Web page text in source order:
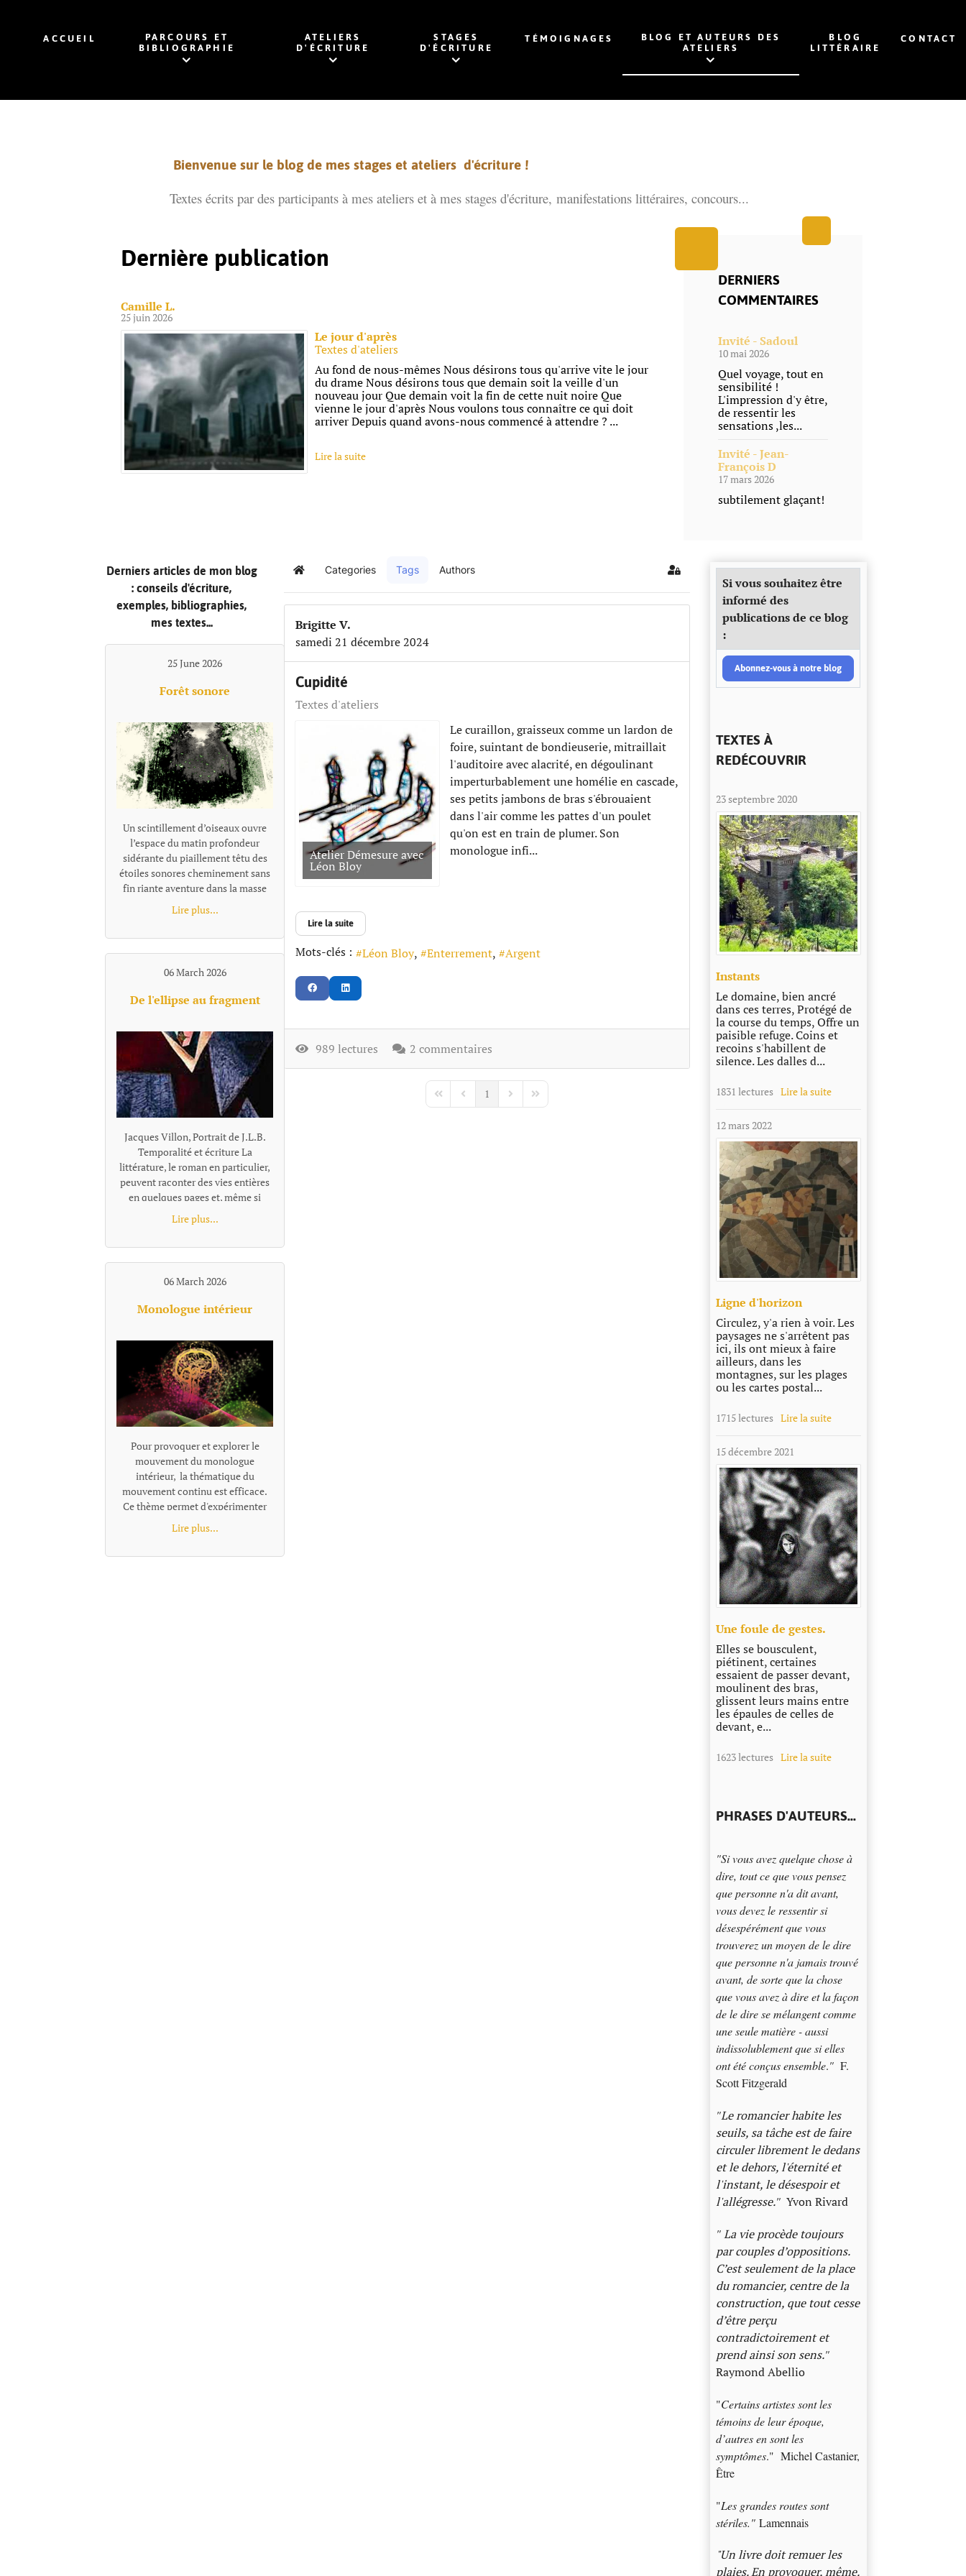
ACCUEIL
PARCOURS ET
BIBLIOGRAPHIE
ATELIERS
D'ÉCRITURE
STAGES
D'ÉCRITURE
TÉMOIGNAGES
BLOG ET AUTEURS DES
ATELIERS
BLOG
LITTÉRAIRE
CONTACT
Bienvenue sur le blog de mes stages et ateliers d'écriture !
Textes écrits par des participants à mes ateliers et à mes stages d'écriture, manifestations littéraires, concours...
Dernière publication
Camille L.
25 juin 2026
Le jour d'après
Textes d'ateliers
Au fond de nous-mêmes Nous désirons tous qu'arrive vite le jour
du drame Nous désirons tous que demain soit la veille d'un
nouveau jour Que demain voit la fin de cette nuit noire Que
vienne le jour d'après Nous voulons tous connaître ce qui doit
arriver Depuis quand avons-nous commencé à attendre ? ...
Lire la suite
DERNIERS
COMMENTAIRES
Invité - Sadoul
10 mai 2026
Quel voyage, tout en
sensibilité !
L'impression d'y être,
de ressentir les
sensations ,les...
Invité - Jean-
François D
17 mars 2026
subtilement glaçant!
Derniers articles de mon blog
: conseils d'écriture,
exemples, bibliographies,
mes textes...
25 June 2026
Forêt sonore
Un scintillement d’oiseaux ouvre
l’espace du matin profondeur
sidérante du piaillement têtu des
étoiles sonores cheminement sans
fin riante aventure dans la masse
des cris tourbillonnants
promené par les pointes élancées
prolixité d’une énergie joyeuse
s’enfoncer jusqu'au cou dans un
pétillement bouche bée, souriante
vivante des chants de la forêt.
Lire plus...
06 March 2026
De l'ellipse au fragment
Jacques Villon, Portrait de J.L.B. Temporalité et écriture La littérature, le roman en particulier, peuvent raconter des vies entières en quelques pages et, même si l’auteur se donne des centaines ou des milliers de pages, il lui faudra choisir, sélectionner et se centrer sur certains moments qui lui semblent représentatifs ou nécessaires à son récit. Pour passer de l'un à l'autre de ces temps "racontés", la narration effectue un « saut » et il existe plusieurs façons de le concevoir et de l'articuler au récit, ces différentes options narratives, ces diverses façons de passer d'un temps à l'autre se distinguent notamment par leur rapport au tout, à la totalité de l'histoire, à sa suite temporelle complète. L’ellipse : maintien d’une chronologie lisible Ces sauts, quand ils sont faits en reliant entre eux les moments racontés, s'appellent des ellipses. L'ellipse omet, "saute" une portion de temps, d’action, mais elle le fait dans un cadre temporel qui reste globalement ordonné et repérable. Le texte fournit pour cela des indices (adverbes, dates, saisons, âges des personnages, données temporelles, un court résumé de ce qui s’est passé entretemps etc.) qui indiquent au lecteur la suppression d’un segment de l’histoire et lui permettent de situer mentalement l’ellipse dans une chronologie comme le « Quelques mois plus tard… » de Patrick Modiano dans Rue des boutiques obscures. Même quand l’ellipse est brutale : « Seize ans plus tard. » écrit Victor Hugo, elle sous-entend une temporalité repérable. Les différents moments du texte ainsi réunis par l’ellipse ne sont donc pas des fragments autonomes : ils restent des moments d’une même chaîne causale et chronologique séparés par un moment sous-entendu: le temps manquant existe dans l’histoire, il est évoqué, affirmé comme non raconté. Le lecteur perçoit une continuité partiellement énigmatique ou laissée dans l’ombre, mais encadrée et située clairement. L’ellipse ne fragmente donc pas le texte : elle est un outil qui permet de condenser le récit. Les fragments, des segments autonomes L'ellipse situe l'extrait par rapport à la totalité, au minimum par rapport à l'extrait précédent, comme un morceau d'un puzzle se présente en tant que partie d'un tout. Le fragment refuse cette référence, il se présente comme un tout séparé. Il laisse les moments absents totalement dans l’ombre, sans repère temporel pour les situer les uns par rapport aux autres, le récit n’est plus simplement discontinu, mais fragmenté. Le lien peut être fait, ou pas, par le lecteur, mais la totalité devient une référence floue, très allusive ou indirecte. Il n'y a plus de référence à une temporalité repérable que l'on pourrait reconstituer. Exemple d'écriture fragmentaire hors fiction dans Les Ombres errantes de Pascal Quignard, ouvrage composé d’une succession de fragments méditatifs. « Lire, c’est quitter le monde visible.Celui qui ouvre un livre se retire.Il abandonne le bruit commun pour une voix silencieuse.La lecture est une solitude partagée avec un mort. Dans les livres, les morts parlent aux vivants.La voix qui vient de la page n’appartient plus à personne.Elle a traversé le temps.C’est une parole sauvée de l’oubli. » Exemple dans la fiction dans Les Vagues de Virginia Woolf, ce roman est composé de monologues successifs de différents personnages, sans transition narrative. Chaque prise de parole forme un fragment autonome. Fragment 1 : monologue de Bernard« Les feuilles tombent ; les feuilles tombent sans cesse.J’erre dans les rues de Londres, inventant des histoires.Chaque visage que je croise devient le début d’un récit.Pourtant, au moment où je veux saisir ces histoires, elles s’évanouissent. »Fragment 2 qui enchaine : monologue de Susan« J’aime les champs humides et les odeurs de l’étable.Ici, la terre est solide sous mes pieds.Les villes me troublent ; leurs voix se croisent sans repos.Je préfère le rythme lent des saisons et le pas régulier des bêtes. » L'idée de fragment se retrouve à tous les niveaux du texte : Au niveau d'éléments temporels séparés, non reliés par une ellipse, le fragment concerne la chronologie, le temps est coupé. Il peut être ponctuel, réversible, ou suspendu ; le temps fragmenté ne s’écoule pas vraiment. Au niveau stylistique, la fragmentation se fait essentiellement par des phrases sont juxtaposées. En ce qui concerne la construction globale, la fragmentation se fait au travers de matériaux hétérogènes sans marqueurs logiques ou causaux explicites. Les parties séparées se suivent avec une relation qui peut rester flottante ou associative et qui relève davantage de la résonance, de l’écho, de la juxtaposition, de la variation ou de la contradiction que de la succession ordonnée. Contrairement au montage ou à la construction classique, les fragments ne sont pas nécessairement organisés en système. Le mot qui caractérise le mieux le fragment, c'est l'autonomie. Le fragment est un texte bref mais complet. On parle alors de texte fragmentaire, de narration éclatée, d'écriture discontinue. Dans sa forme la plus radicale (Blanchot, Cioran tardif, certaines proses de Jabès, Handke dans Le Malheur sans désirs, ou encore Pascal Quignard), le fragment ne se situe pas dans une hiérarchie et leur ordre peut être modifié sans détruire l'ensemble ou sans que l'on puisse y voir une faille par rapport à une hiérarchie narrative. Cette déconstruction de l'idée de totalité et d'ordre est parfois désignée comme le « non-lien » ou le « rapport sans rapport » (Blanchot). Le fragment a été inauguré par Friedrich Schlegel et la tradition romantique. « La littérature est le fragment de tous les fragments » a pu écrire Goethe. Le fragment n’est pas un morceau d’un tout, mais une forme ouverte. On peut parler aussi d'une poétique différente de celle de l'ellipse : d'une tentation ou d'une recherche de l’inachèvement. Fragmentation, concentration, condensation L'expression « écriture fragmentaire » peut recouvrir des formes différentes qu'on ne peut simplement assimiler et résumer par l'idée de discontinuité. La « fragmentation » n’est pas un procédé unique, mais une famille de formes de ruptures selon le niveau et le type d'autonomie recherchés. Il faut rappeler que de nombreux textes, notamment contemporains, utilisent à la fois l'ellipse temporelle et une forme de fragmentation dans des orientations multiples. La frontière ellipse / fragment (et c'est le propre de toute notion littéraire, nous ne sommes pas en mathématique...) devient parfois poreuse. On peut citer dans le domaine poétique René Char avec des fragments très autonomes, mais parfois une thématique de la Résistance ou une chronologie émotionnelle diffuse les relie subtilement. Et dans l'autofiction : Annie Ernaux, dans certains livres comme Les Années, mélange écriture fragmentaire et ellipses temporelles très marquées avec une chronologie historique quand même lisible. Notons égalment que l'écriture fragmentaire peut aussi se marquer, non par l'absence de repère mais par une proportion texte/totalité. Raconter une existence humaine en quelques paragraphes séparés, même avec quelques indications, procède du fragment. Trop de choses manquent pour que la perception de la discontinuité, du vide, ne prime pas sur celle d'une totalité. On peut placer dans cette catégorie le livre «Roland Barthes par Roland Barthes », une biographie que l'auteur veiut "éclatée" en chapitres comment autant de fragments de vie avec comme incipit, par exemple : Au moment du premier cri… Au tableau noir… La première fois qu…. A trente ans… La dernière fois qu… A son dernier instant… Les repères temporels sont là, mais la chronologie complète s'estompe au profit d'instantanés qui, certes renvoie à l'idée de biographie, mais celle-ci, largement absente, ne peut qu'être très partiellement reconstituée. Beaucoup de textes ne sont pas fragmentés au sens de complètement décousus et composés de morceaux sans liens explicites, mais la façon de raconter par de menus éléments, des micro scènes pour évoquer un temps très long, laissant tout le reste dans l'ombre sont tellement concentrés, condensés qu'ils donnent une impression de fragmentation malgré les ellipses et repères. Exemple d' écriture ellpitique, concentrée jusqu'au fragmentaire et pourtant très évocatrice : "À dix-huit ans, Pierre quitta la maison campagnarde où il était né. Au moment précis où il s’en alla, sa vieille mère infirme était dans Ie lit de la chambre bleue dans laquelle il y avait le daguerréotype de son père, des plumes de paon dans un vase, et une pendule représentant Paul et Virginie, et qui indiquait trois heures. Dans la cour, sous le figuier, son grand-père se reposait. Dans le jardin, il y avait sa fiancée, des roses et des poiriers luisants. Pierre alla gagner sa vie, dans un pays où il y avait des nègres, des perroquets, des caoutchoucs, de la mélasse, des fièvres et des serpents. Il y demeura trente ans. Au moment précis où il revint dans la maison campagnarde où il était né, la chambre bleue était devenue blanche, sa mère reposait au sein de Dieu, Ie portrait de son père n’était plus là, et les plumes du paon et le vase avaient disparu. Un objet quelconque remplaçait la pendule. Dans la cour, sous le figuier où son défunt grand-père se reposa, il y avait des écuelles cassées et une pauvre poule malade. Dans le jardin de roses et de poiriers luisants où fut sa fiancée, iI y avait une vieille dame. L’histoire ne dit pas qui elle était." Francis Jammes, Le Roman du lièvre (1922) Fragmentation, continuité... modernité ? Au-delà du constat et de la nécessaire définition des termes, le choix de la fragmentation, par opposition à la continuité et sa construction, est une manière de se positionner par rapport à des questionnements de notre époque. La pratique du fragment correspond à un désir de coller ou d'exprimer sa dimension nettement discontinue, fragmentée, mais aussi, plus largement, de se placer dans u
Lire plus...
06 March 2026
Monologue intérieur
Pour provoquer et explorer le
mouvement du monologue
intérieur, la thématique du
mouvement continu est efficace.
Ce thème permet d'expérimenter
l'idée de flux de conscience. On ne
"coupe pas le moteur" ni dans la
Lire plus...
Home Categories Tags Authors Sign In
Brigitte V.
samedi 21 décembre 2024
Cupidité
Textes d'ateliers
Atelier Démesure avec
Léon Bloy
Le curaillon, graisseux comme un lardon de
foire, suintant de bondieuserie, mitraillait
l'auditoire avec alacrité, en dégoulinant
imperturbablement une homélie en cascade,
ses petits jambons de bras s'ébrouaient
dans l'air comme les pattes d'un poulet
qu'on est en train de plumer. Son
monologue infi...
Lire la suite
Mots-clés : Léon Bloy Enterrement Argent
989 lectures 2 commentaires
First PagePrevious Page
1 Next PageLast Page
Si vous souhaitez être
informé des
publications de ce blog
:
Abonnez-vous à notre blog
TEXTES À
REDÉCOUVRIR
23 septembre 2020
Instants
Le domaine, bien ancré
dans ces terres, Protégé de
la course du temps, Offre un
paisible refuge. Coins et
recoins s'habillent de
silence. Les dalles d...
1831 lectures Lire la suite
12 mars 2022
Ligne d'horizon
Circulez, y'a rien à voir. Les
paysages ne s'arrêtent pas
ici, ils ont mieux à faire
ailleurs, dans les
montagnes, sur les plages
ou les cartes postal...
1715 lectures Lire la suite
15 décembre 2021
​Une foule de gestes.
Elles se bousculent,
piétinent, certaines
essaient de passer devant,
moulinent des bras,
glissent leurs mains entre
les épaules de celles de
devant, e...
1623 lectures Lire la suite
PHRASES D'AUTEURS...
"Si vous avez quelque chose à
dire, tout ce que vous pensez
que personne n'a dit avant,
vous devez le ressentir si
désespérément que vous
trouverez un moyen de le dire
que personne n'a jamais trouvé
avant, de sorte que la chose
que vous avez à dire et la façon
de le dire se mélangent comme
une seule matière - aussi
indissolublement que si elles
ont été conçus ensemble."F.
Scott Fitzgerald
"Le romancier habite les
seuils, sa tâche est de faire
circuler librement le dedans
et le dehors, l'éternité et
l'instant, le désespoir et
l'allégresse." Yvon Rivard
"La vie procède toujours
par couples d’oppositions.
C’est seulement de la place
du romancier, centre de la
construction, que tout cesse
d’être perçu
contradictoirement et
prend ainsi son sens."
Raymond Abellio
"Certains artistes sont les
témoins de leur époque,
d’autres en sont les
symptômes." Michel Castanier,
Être
"Les grandes routes sont
stériles."Lamennais
"Un livre doit remuer les
plaies. En provoquer, même.